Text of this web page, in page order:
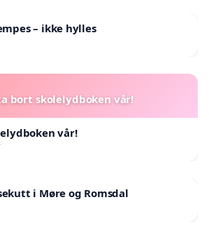
– ikke hylles
bort skolelydboken vår!
vår!
i Møre og Romsdal